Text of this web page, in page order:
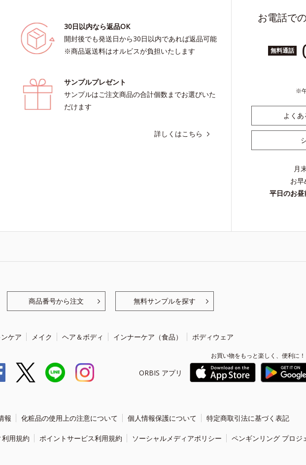
30日以内なら返品OK
開封後でも発送日から30日以内であれば返品可能
※商品返送料はオルビスが負担いたします
サンプルプレゼント
サンプルはご注文商品の合計個数までお選びいた
だけます
詳しくはこちら
お電話で
無料通話
よく
月
お早
平日のお
商品番号から注文 無料サンプルを探す
ケア メイク ヘア＆ボディ インナーケア（食品） ボディウェア
ORBIS アプリ
お買い物をもっと楽しく、便利に！
報 化粧品の使用上の注意について 個人情報保護について 特定商取引法に基づく表記
用規約 ポイントサービス利用規約 ソーシャルメディアポリシー ペンギンリング プロジ